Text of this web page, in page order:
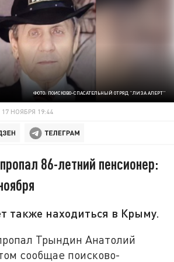
ФОТО: ПОИСКОВО-СПАСАТЕЛЬНЫЙ ОТРЯД "ЛИЗА АЛЕРТ"
17 НОЯБРЯ 19:44
86-летний пенсионер:
также находиться в Крыму.
Трындин Анатолий
сообщае поисково-